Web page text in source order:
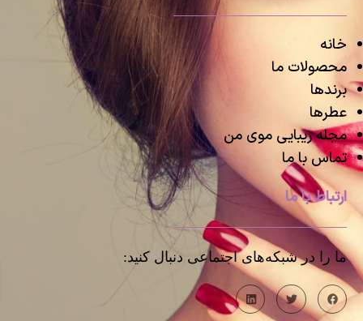
خانه
محصولات ما
برندها
عطرها
مجله زیبایی موی من
تماس با ما
ارتباط با ما
ما را در شبکه‌های اجتماعی دنبال کنید: